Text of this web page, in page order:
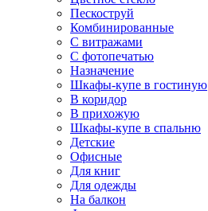
Пескоструй
Комбинированные
С витражами
С фотопечатью
Назначение
Шкафы-купе в гостиную
В коридор
В прихожую
Шкафы-купе в спальню
Детские
Офисные
Для книг
Для одежды
На балкон